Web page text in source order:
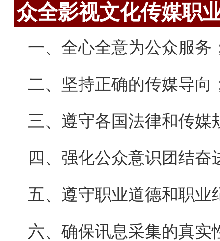
众全影视文化传媒职
一、全心全意为公众服务
二、坚持正确的传媒导向
三、遵守各国法律和传媒
四、强化公众意识团结奋
五、遵守职业道德和职业
六、确保讯息采集的真实